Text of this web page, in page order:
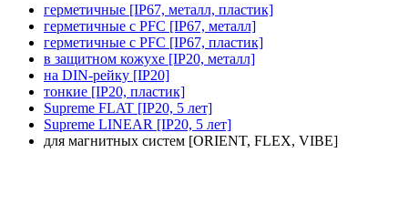
герметичные [IP67, металл, пластик]
герметичные с PFC [IP67, металл]
герметичные с PFC [IP67, пластик]
в защитном кожухе [IP20, металл]
на DIN-рейку [IP20]
тонкие [IP20, пластик]
Supreme FLAT [IP20, 5 лет]
Supreme LINEAR [IP20, 5 лет]
для магнитных систем [ORIENT, FLEX, VIBE]